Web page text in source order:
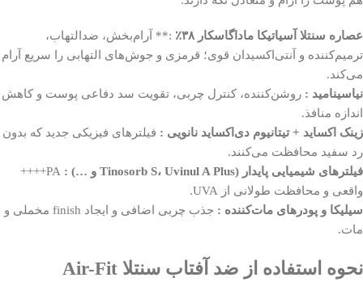
عصاره سنتلا آسیاتیکا ماداگاسکار ۳۸٪
:** آرام‌بخش، ضدالتهاب،
ترمیم‌کننده و آنتی‌اکسیدان قوی؛ قرمزی و جوش‌های التهابی را سریع آرام
می‌کند.
نیاسینامید : روشن‌کننده، کنترل چربی، تقویت سد دفاعی پوست و کاهش
اندازه منافذ.
زینک اکساید + تیتانیوم دی‌اکساید نانویی : فیلترهای فیزیکی جدید که بدون
رد سفید محافظت می‌کنند.
فیلترهای شیمیایی پایدار (Tinosorb S، Uvinul A Plus و …) :
PA++++
واقعی و محافظت طولانی از UVA.
سیلیکا و پودرهای مات‌کننده :
جذب چربی اضافی و ایجاد finish مخملی و
مات.
نحوه استفاده از ضد آفتاب سنتلا Air-Fit